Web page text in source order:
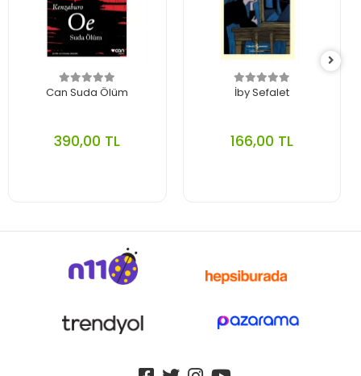
Can Suda Ölüm
390,00 TL
İby Sefalet
166,00 TL